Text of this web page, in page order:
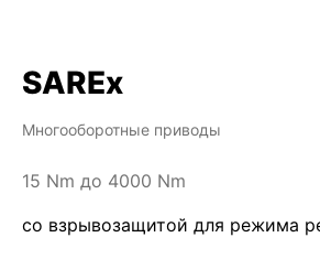
SAREx
Многооборотные приводы
15 Nm до 4000 Nm
со взрывозащитой для режима